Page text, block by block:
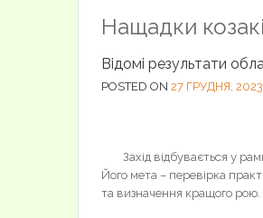
Нащадки
Відомі результати
POSTED ON 27 ГРУДНЯ, 2023
Захід відбувається у
Його мета – перевірка
та визначення кращого рою.